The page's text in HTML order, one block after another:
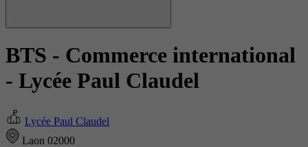
BTS - Commerce international
- Lycée Paul Claudel
Lycée Paul Claudel
Laon 02000